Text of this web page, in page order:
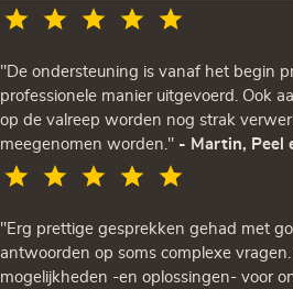
"De ondersteuning is vanaf het begin
professionele manier uitgevoerd. Ook
op de valreep worden nog strak
meegenomen worden." - Martin, Peel
"Erg prettige gesprekken gehad met
antwoorden op soms complexe
mogelijkheden -en oplossingen- voor